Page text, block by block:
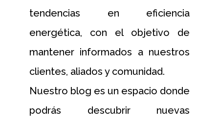
tendencias en eficiencia
energética, con el objetivo de
mantener informados a nuestros
clientes, aliados y comunidad.
Nuestro blog es un espacio donde
podrás descubrir nuevas